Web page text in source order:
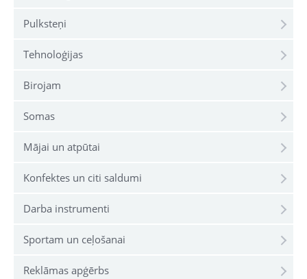
Pulksteņi
Tehnoloģijas
Birojam
Somas
Mājai un atpūtai
Konfektes un citi saldumi
Darba instrumenti
Sportam un ceļošanai
Reklāmas apģērbs